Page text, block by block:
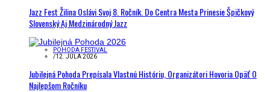
Jazz Fest Žilina Oslávi Svoj 8. Ročník. Do Centra Mesta Prinesie Špičkový
Slovenský Aj Medzinárodný Jazz
POHODA FESTIVAL
/12. JÚLA 2026
Jubilejná Pohoda Prepísala Vlastnú Históriu, Organizátori Hovoria Opäť O
Najlepšom Ročníku